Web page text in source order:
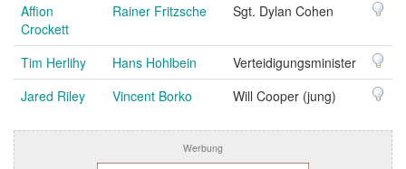
Affion
Crockett
Rainer Fritzsche Sgt. Dylan Cohen
Tim Herlihy Hans Hohlbein
Verteidigungsminister
Jared Riley
Vincent Borko Will Cooper (jung)
Werbung